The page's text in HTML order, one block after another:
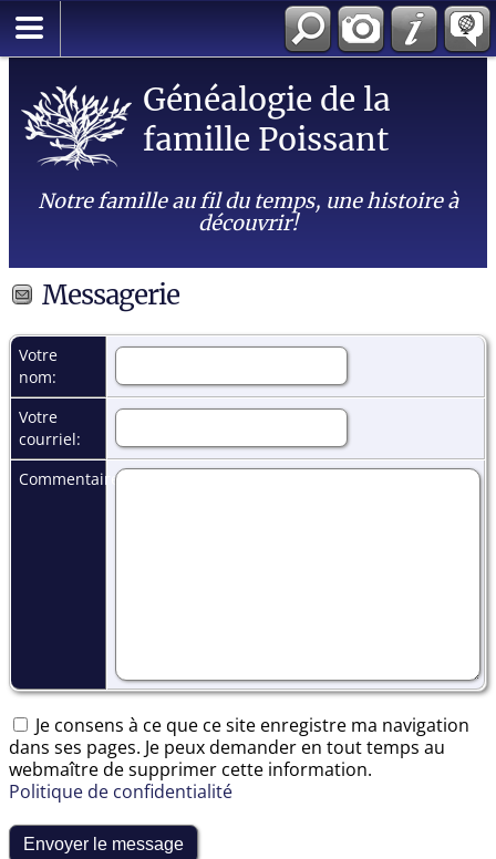
Généalogie de la
famille Poissant
Notre famille au fil du temps, une histoire à
découvrir!
Messagerie
Votre
nom:
Votre
courriel:
Commentaires:
Je consens à ce que ce site enregistre ma navigation
dans ses pages. Je peux demander en tout temps au
webmaître de supprimer cette information.
Politique de confidentialité